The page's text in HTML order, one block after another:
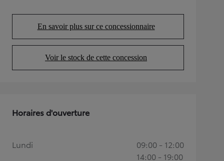
En savoir plus sur ce concessionnaire
(Opens in new tab)
Voir le stock de cette concession
(Opens in new tab)
Horaires d'ouverture
Lundi
09:00 - 12:00
14:00 - 19:00